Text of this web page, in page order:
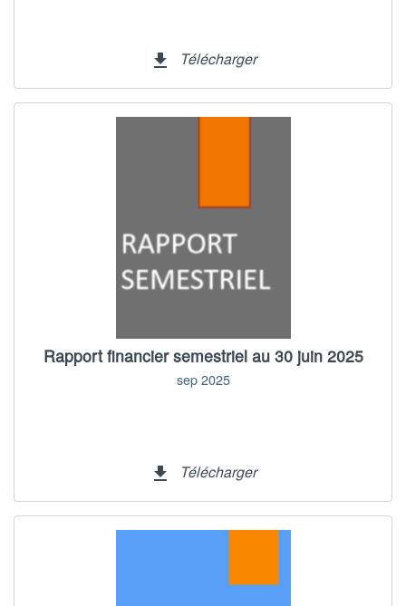
file_download Télécharger
Rapport financier semestriel au 30 juin 2025
sep 2025
file_download Télécharger